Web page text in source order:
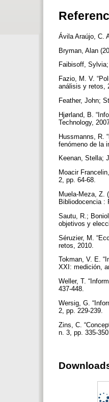
Ávila Araújo, C.
Bryman, Alan
Faibisoff,
Fazio, M. V.
análisis y retos,
Feather, John;
Hjørland, B.
Technology,
Hussmanns, R.
fenómeno de la
Keenan, Stella;
Moacir
2, pp. 64-68.
Muela-Meza, Z.
Bibliodocencia :
Sautu, R.;
objetivos y
Séruzier, M.
retos, 2010.
Tokman, V. E.
XXI: medición,
Weller, T.
437-448.
Wersig, G.
2, pp. 229-239.
Zins, C.
n. 3, pp. 335-350.